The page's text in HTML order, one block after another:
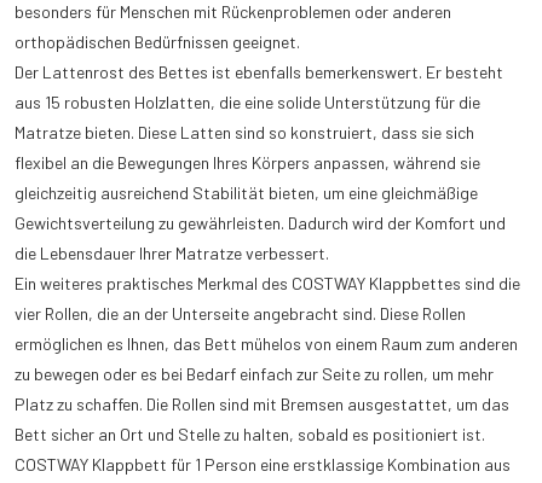
besonders für Menschen mit Rückenproblemen oder anderen
orthopädischen Bedürfnissen geeignet.
Der Lattenrost des Bettes ist ebenfalls bemerkenswert. Er besteht
aus 15 robusten Holzlatten, die eine solide Unterstützung für die
Matratze bieten. Diese Latten sind so konstruiert, dass sie sich
flexibel an die Bewegungen Ihres Körpers anpassen, während sie
gleichzeitig ausreichend Stabilität bieten, um eine gleichmäßige
Gewichtsverteilung zu gewährleisten. Dadurch wird der Komfort und
die Lebensdauer Ihrer Matratze verbessert.
Ein weiteres praktisches Merkmal des COSTWAY Klappbettes sind die
vier Rollen, die an der Unterseite angebracht sind. Diese Rollen
ermöglichen es Ihnen, das Bett mühelos von einem Raum zum anderen
zu bewegen oder es bei Bedarf einfach zur Seite zu rollen, um mehr
Platz zu schaffen. Die Rollen sind mit Bremsen ausgestattet, um das
Bett sicher an Ort und Stelle zu halten, sobald es positioniert ist.
COSTWAY Klappbett für 1 Person eine erstklassige Kombination aus